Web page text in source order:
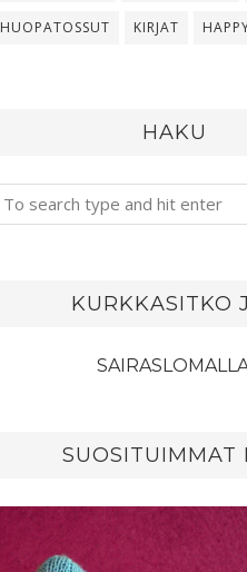
HUOPATOSSUT KIRJAT
HAKU
KURKKASITKO
SUOSITUIMMAT